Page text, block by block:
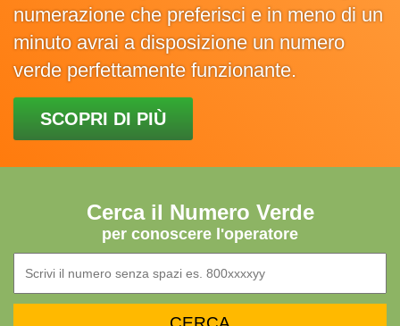
numerazione che preferisci e in meno di un
minuto avrai a disposizione un numero
verde perfettamente funzionante.
SCOPRI DI PIÙ
Cerca il Numero Verde
per conoscere l'operatore